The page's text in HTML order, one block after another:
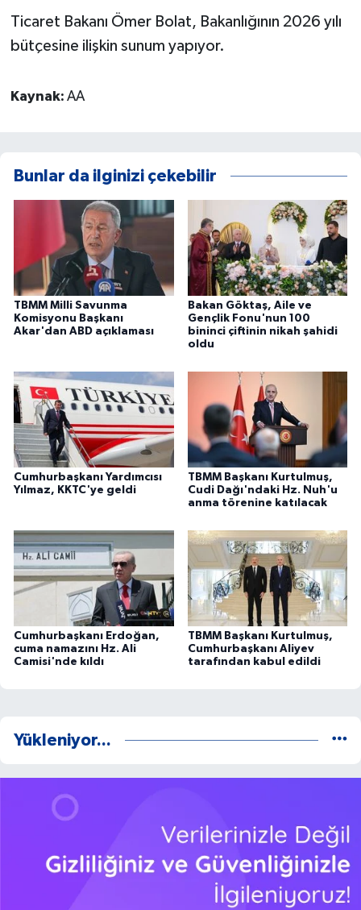
Ticaret Bakanı Ömer Bolat, Bakanlığının 2026 yılı
bütçesine ilişkin sunum yapıyor.
Kaynak: AA
Bunlar da ilginizi çekebilir
TBMM Milli Savunma
Komisyonu Başkanı
Akar'dan ABD açıklaması
Bakan Göktaş, Aile ve
Gençlik Fonu'nun 100
bininci çiftinin nikah şahidi
oldu
Cumhurbaşkanı Yardımcısı
Yılmaz, KKTC'ye geldi
TBMM Başkanı Kurtulmuş,
Cudi Dağı'ndaki Hz. Nuh'u
anma törenine katılacak
Cumhurbaşkanı Erdoğan,
cuma namazını Hz. Ali
Camisi'nde kıldı
TBMM Başkanı Kurtulmuş,
Cumhurbaşkanı Aliyev
tarafından kabul edildi
Yükleniyor...